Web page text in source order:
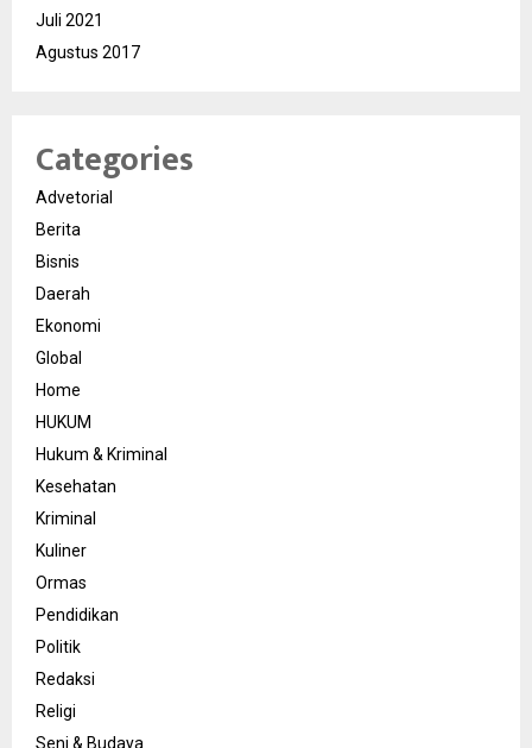
Juli 2021
Agustus 2017
Categories
Advetorial
Berita
Bisnis
Daerah
Ekonomi
Global
Home
HUKUM
Hukum & Kriminal
Kesehatan
Kriminal
Kuliner
Ormas
Pendidikan
Politik
Redaksi
Religi
Seni & Budaya